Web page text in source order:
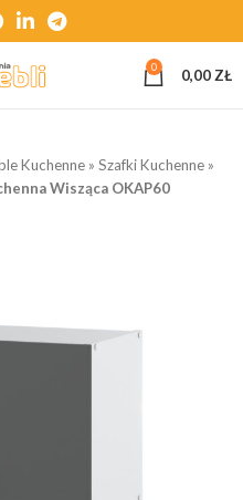
0 0,00 ZŁ
Kuchenne » Szafki Kuchenne »
Wisząca OKAP60